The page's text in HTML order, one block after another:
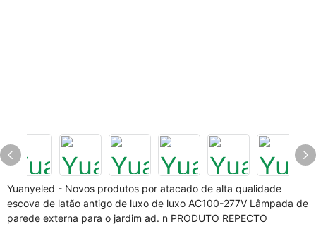
Yuanyeled - Novos produtos por atacado de alta qualidade
escova de latão antigo de luxo de luxo AC100-277V Lâmpada de
parede externa para o jardim ad. n PRODUTO REPECTO